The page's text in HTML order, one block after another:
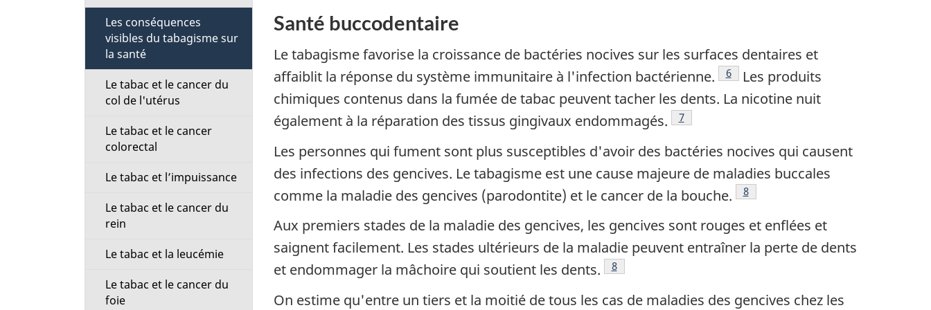
Santé buccodentaire
Le tabagisme favorise la croissance de bactéries nocives sur les surfaces dentaires et
affaiblit la réponse du système immunitaire à l'infection bactérienne.
Note de bas de page
6 Les produits
chimiques contenus dans la fumée de tabac peuvent tacher les dents. La nicotine nuit
également à la réparation des tissus gingivaux endommagés.
Note de bas de page
7
Les personnes qui fument sont plus susceptibles d'avoir des bactéries nocives qui causent
des infections des gencives. Le tabagisme est une cause majeure de maladies buccales
comme la maladie des gencives (parodontite) et le cancer de la bouche.
Note de bas de page
8
Aux premiers stades de la maladie des gencives, les gencives sont rouges et enflées et
saignent facilement. Les stades ultérieurs de la maladie peuvent entraîner la perte de dents
et endommager la mâchoire qui soutient les dents.
Note de bas de page
8
On estime qu'entre un tiers et la moitié de tous les cas de maladies des gencives chez les
Les conséquences
visibles du tabagisme sur
la santé
Le tabac et le cancer du
col de l'utérus
Le tabac et le cancer
colorectal
Le tabac et l’impuissance
Le tabac et le cancer du
rein
Le tabac et la leucémie
Le tabac et le cancer du
foie